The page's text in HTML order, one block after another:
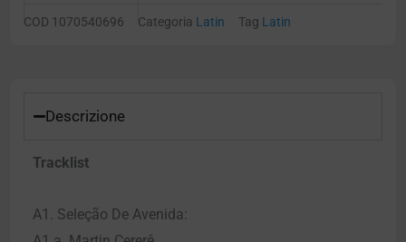
COD 1070540696 Categoria Latin Tag Latin
Descrizione
Tracklist
A1. Seleção De Avenida: